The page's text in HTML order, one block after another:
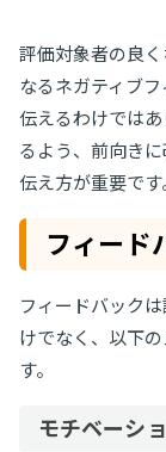
評価対象者の良
なるネガティブ
伝えるわけでは
るよう、前向き
伝え方が重要です
フィード
フィードバック
けでなく、以下
す。
モチベーシ